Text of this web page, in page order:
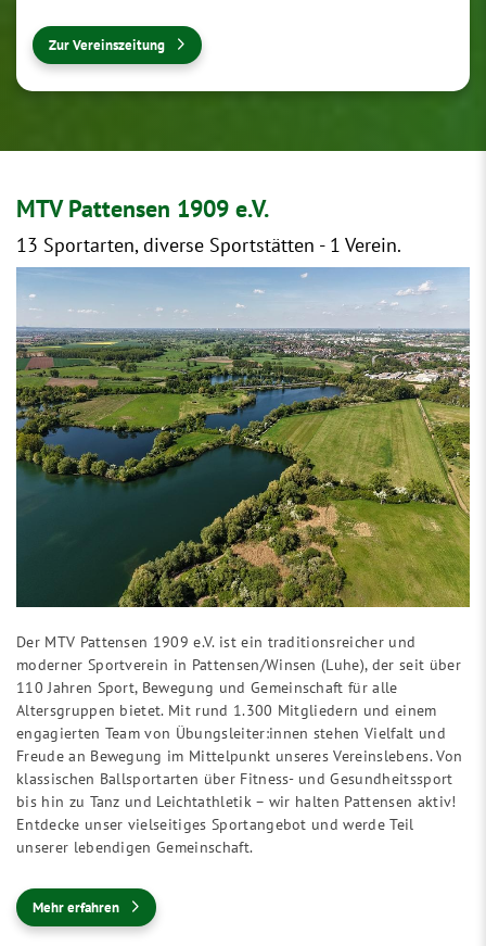
Zur Vereinszeitung
MTV Pattensen 1909 e.V.
13 Sportarten, diverse Sportstätten - 1 Verein.
Der MTV Pattensen 1909 e.V. ist ein traditionsreicher und
moderner Sportverein in Pattensen/Winsen (Luhe), der seit über
110 Jahren Sport, Bewegung und Gemeinschaft für alle
Altersgruppen bietet. Mit rund 1.300 Mitgliedern und einem
engagierten Team von Übungsleiter:innen stehen Vielfalt und
Freude an Bewegung im Mittelpunkt unseres Vereinslebens. Von
klassischen Ballsportarten über Fitness- und Gesundheitssport
bis hin zu Tanz und Leichtathletik – wir halten Pattensen aktiv!
Entdecke unser vielseitiges Sportangebot und werde Teil
unserer lebendigen Gemeinschaft.
Mehr erfahren